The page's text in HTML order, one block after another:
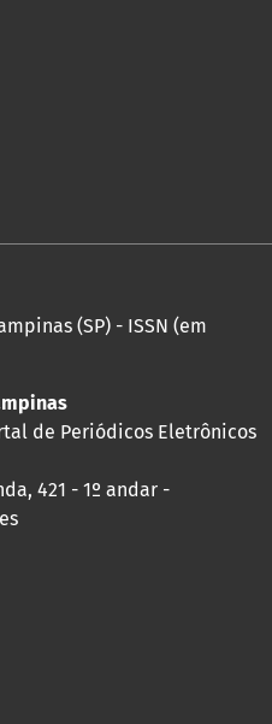
(SP) - ISSN (em
de Periódicos Eletrônicos
421 - 1º andar -